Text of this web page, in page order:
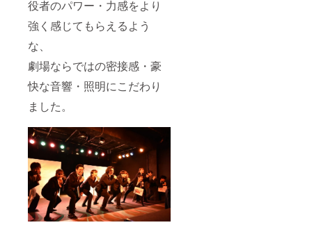
役者のパワー・力感をより
強く感じてもらえるよう
な、
劇場ならではの密接感・豪
快な音響・照明にこだわり
ました。